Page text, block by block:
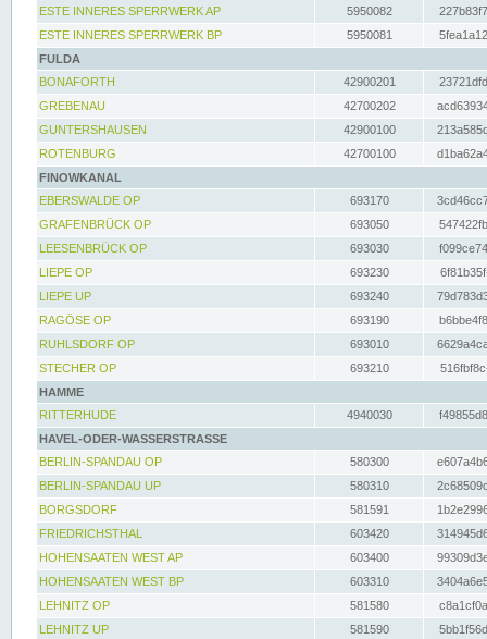
ESTE INNERES SPERRWERK AP
5950082
ESTE INNERES SPERRWERK BP
5950081
FULDA
BONAFORTH
42900201
GREBENAU
42700202
GUNTERSHAUSEN
42900100
ROTENBURG
42700100
FINOWKANAL
EBERSWALDE OP
693170
GRAFENBRÜCK OP
693050
LEESENBRÜCK OP
693030
LIEPE OP
693230
LIEPE UP
693240
RAGÖSE OP
693190
RUHLSDORF OP
693010
STECHER OP
693210
HAMME
RITTERHUDE
4940030
HAVEL-ODER-WASSERSTRASSE
BERLIN-SPANDAU OP
580300
BERLIN-SPANDAU UP
580310
BORGSDORF
581591
FRIEDRICHSTHAL
603420
HOHENSAATEN WEST AP
603400
HOHENSAATEN WEST BP
603310
LEHNITZ OP
581580
LEHNITZ UP
581590